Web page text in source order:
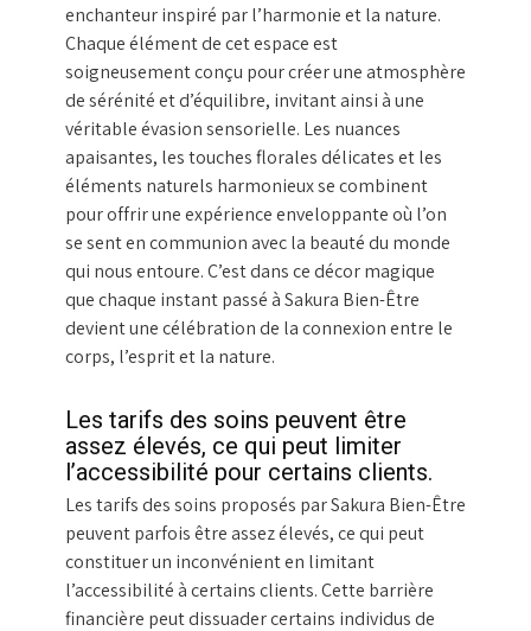
enchanteur inspiré par l’harmonie et la nature.
Chaque élément de cet espace est
soigneusement conçu pour créer une atmosphère
de sérénité et d’équilibre, invitant ainsi à une
véritable évasion sensorielle. Les nuances
apaisantes, les touches florales délicates et les
éléments naturels harmonieux se combinent
pour offrir une expérience enveloppante où l’on
se sent en communion avec la beauté du monde
qui nous entoure. C’est dans ce décor magique
que chaque instant passé à Sakura Bien-Être
devient une célébration de la connexion entre le
corps, l’esprit et la nature.
Les tarifs des soins peuvent être
assez élevés, ce qui peut limiter
l’accessibilité pour certains clients.
Les tarifs des soins proposés par Sakura Bien-Être
peuvent parfois être assez élevés, ce qui peut
constituer un inconvénient en limitant
l’accessibilité à certains clients. Cette barrière
financière peut dissuader certains individus de